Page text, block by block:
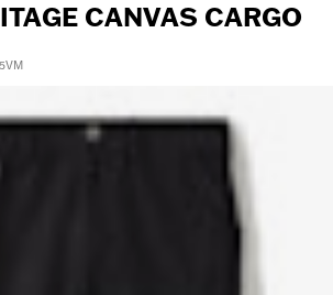
CANVAS CARGO